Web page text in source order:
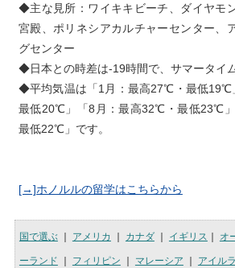
◆主な見所：ワイキキビーチ、ダイヤモ
宮殿、ポリネシアカルチャーセンター、
グセンター
◆日本との時差は-19時間で、サマータイム
◆平均気温は「1月：最高27℃・最低19℃
最低20℃」「8月：最高32℃・最低23℃
[→]ホノルルの留学はこちらから
国で選ぶ ｜ アメリカ ｜ カナダ｜ イギリス ｜ オ
ーランド ｜ フィリピン ｜ マレーシア ｜ アイル